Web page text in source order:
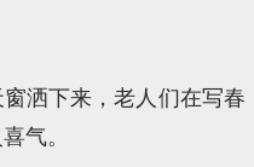
洒下来，老人们在写春
气。